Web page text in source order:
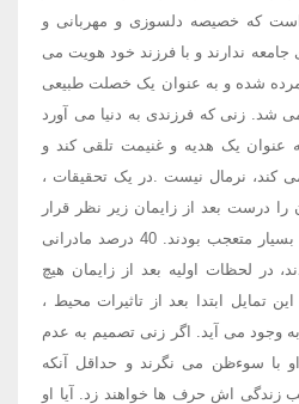
که خصیصه دلسوزی و مهربانی و
جامعه ندارند و با فرزند خود هویت می
شده و به عنوان یک خصلت طبیعی
شد. زنی که فرزندی به دنیا می آورد
عنوان یک هدیه و غنیمت تلقی کند و
کند، نرمال نیست .در یک تحقیقات ،
را درست بعد از زایمان زیر نظر قرار
دادند و از نتیجه یی که گرفتند بسیار متعجب بودند. 40 درصد مادرانی
در لحظات اولیه بعد از زایمان هیچ
تمایل ابتدا بعد از تاثیرات محیط ،
به وجود می آید. اگر زنی تصمیم به عدم
با سوءظن می نگرند و حداقل آنکه
اش حرف ها خواهند زد. آیا او